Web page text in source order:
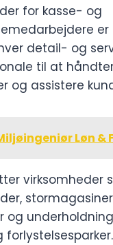
for kasse- og
detail- og
til at
og assistere
Løn &
virksomheder
og
forlystelsesparker.